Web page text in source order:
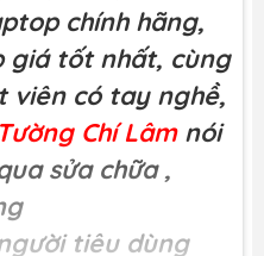
chính hãng,
giá tốt nhất, cùng
viên có tay nghề,
Tường Chí Lâm nói
sửa chữa ,
tiêu dùng